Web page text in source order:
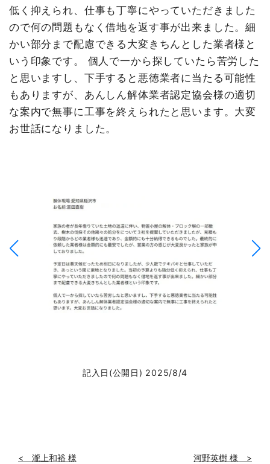
低く抑えられ、仕事も丁寧にやっていただきました
ので何の問題もなく借地を返す事が出来ました。細
かい部分まで配慮できる大変きちんとした業者様と
いう印象です。 個人で一から探していたら苦労した
と思いますし、下手すると悪徳業者に当たる可能性
もありますが、あんしん解体業者認定協会様の適切
な案内で無事に工事を終えられたと思います。大変
お世話になりました。
記入日(公開日) 2025/8/4
< 瀧上和裕 様 河野英樹 様 >